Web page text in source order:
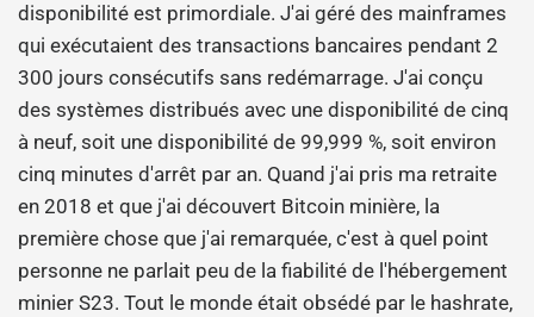
disponibilité est primordiale. J'ai géré des mainframes
qui exécutaient des transactions bancaires pendant 2
300 jours consécutifs sans redémarrage. J'ai conçu
des systèmes distribués avec une disponibilité de cinq
à neuf, soit une disponibilité de 99,999 %, soit environ
cinq minutes d'arrêt par an. Quand j'ai pris ma retraite
en 2018 et que j'ai découvert Bitcoin minière, la
première chose que j'ai remarquée, c'est à quel point
personne ne parlait peu de la fiabilité de l'hébergement
minier S23. Tout le monde était obsédé par le hashrate,